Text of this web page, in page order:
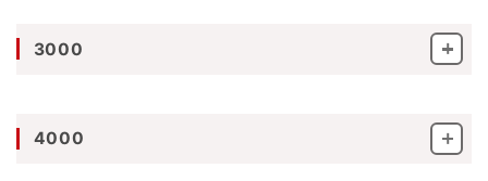
3000
4000